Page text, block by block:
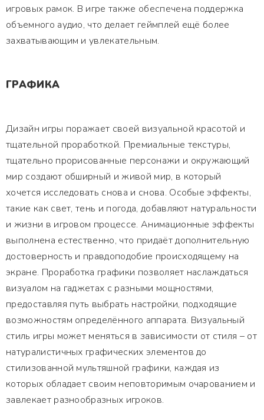
игровых рамок. В игре также обеспечена поддержка
объемного аудио, что делает геймплей ещё более
захватывающим и увлекательным.
ГРАФИКА
Дизайн игры поражает своей визуальной красотой и
тщательной проработкой. Премиальные текстуры,
тщательно прорисованные персонажи и окружающий
мир создают обширный и живой мир, в который
хочется исследовать снова и снова. Особые эффекты,
такие как свет, тень и погода, добавляют натуральности
и жизни в игровом процессе. Анимационные эффекты
выполнена естественно, что придаёт дополнительную
достоверность и правдоподобие происходящему на
экране. Проработка графики позволяет наслаждаться
визуалом на гаджетах с разными мощностями,
предоставляя путь выбрать настройки, подходящие
возможностям определённого аппарата. Визуальный
стиль игры может меняться в зависимости от стиля – от
натуралистичных графических элементов до
стилизованной мультяшной графики, каждая из
которых обладает своим неповторимым очарованием и
завлекает разнообразных игроков.